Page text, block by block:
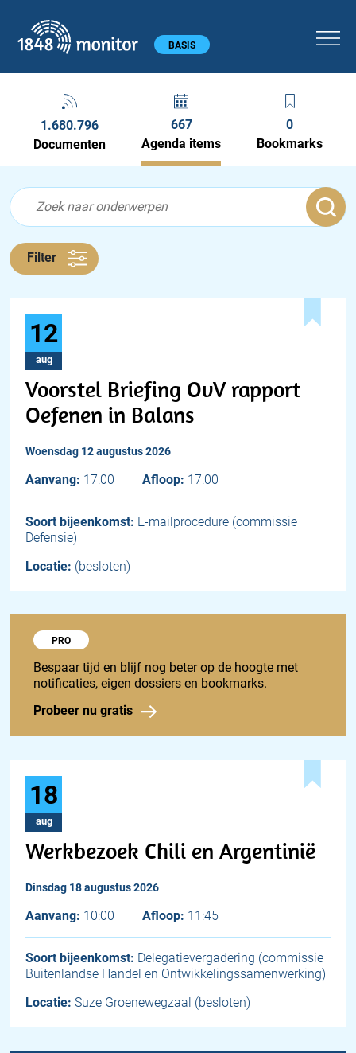
Hoofdmenu BASIS
1.680.796
Documenten
667
Agenda items
0
Bookmarks
Agenda feed
Feed
Filter
12
aug
Voorstel Briefing OvV rapport
Oefenen in Balans
woensdag 12 augustus 2026
Aanvang: 17:00 Afloop: 17:00
Soort bijeenkomst: E-mailprocedure (commissie
Defensie)
Locatie: (besloten)
Probeer 1848 Pro
PRO
Bespaar tijd en blijf nog beter op de hoogte met
notificaties, eigen dossiers en bookmarks.
Probeer nu gratis
18
aug
Werkbezoek Chili en Argentinië
dinsdag 18 augustus 2026
Aanvang: 10:00 Afloop: 11:45
Soort bijeenkomst: Delegatievergadering (commissie
Buitenlandse Handel en Ontwikkelingssamenwerking)
Locatie: Suze Groenewegzaal (besloten)